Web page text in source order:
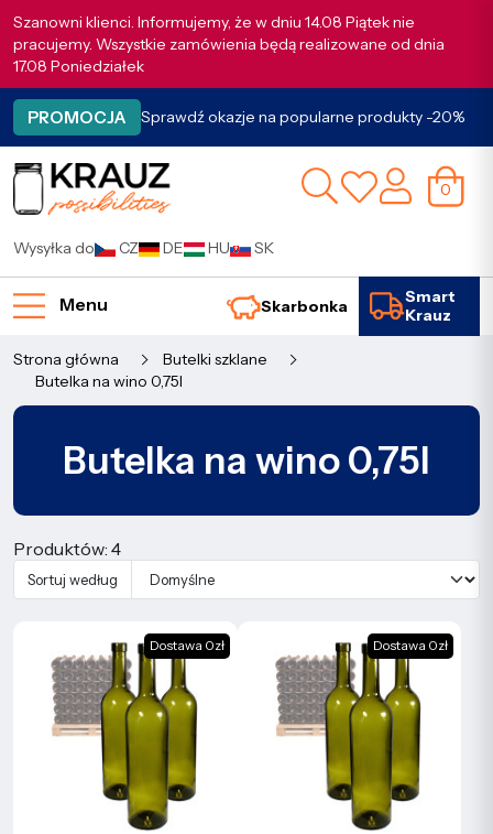
Szanowni klienci. Informujemy, że w dniu 14.08 Piątek nie
pracujemy. Wszystkie zamówienia będą realizowane od dnia
17.08 Poniedziałek
PROMOCJA Sprawdź okazje na popularne produkty -20%
0
Wysyłka do CZ DE HU SK
Menu Skarbonka
Smart
Krauz
Strona główna
Butelki szklane
Butelka na wino 0,75l
Butelka na wino 0,75l
Produktów: 4
Sortuj według
Dostawa 0zł Dostawa 0zł